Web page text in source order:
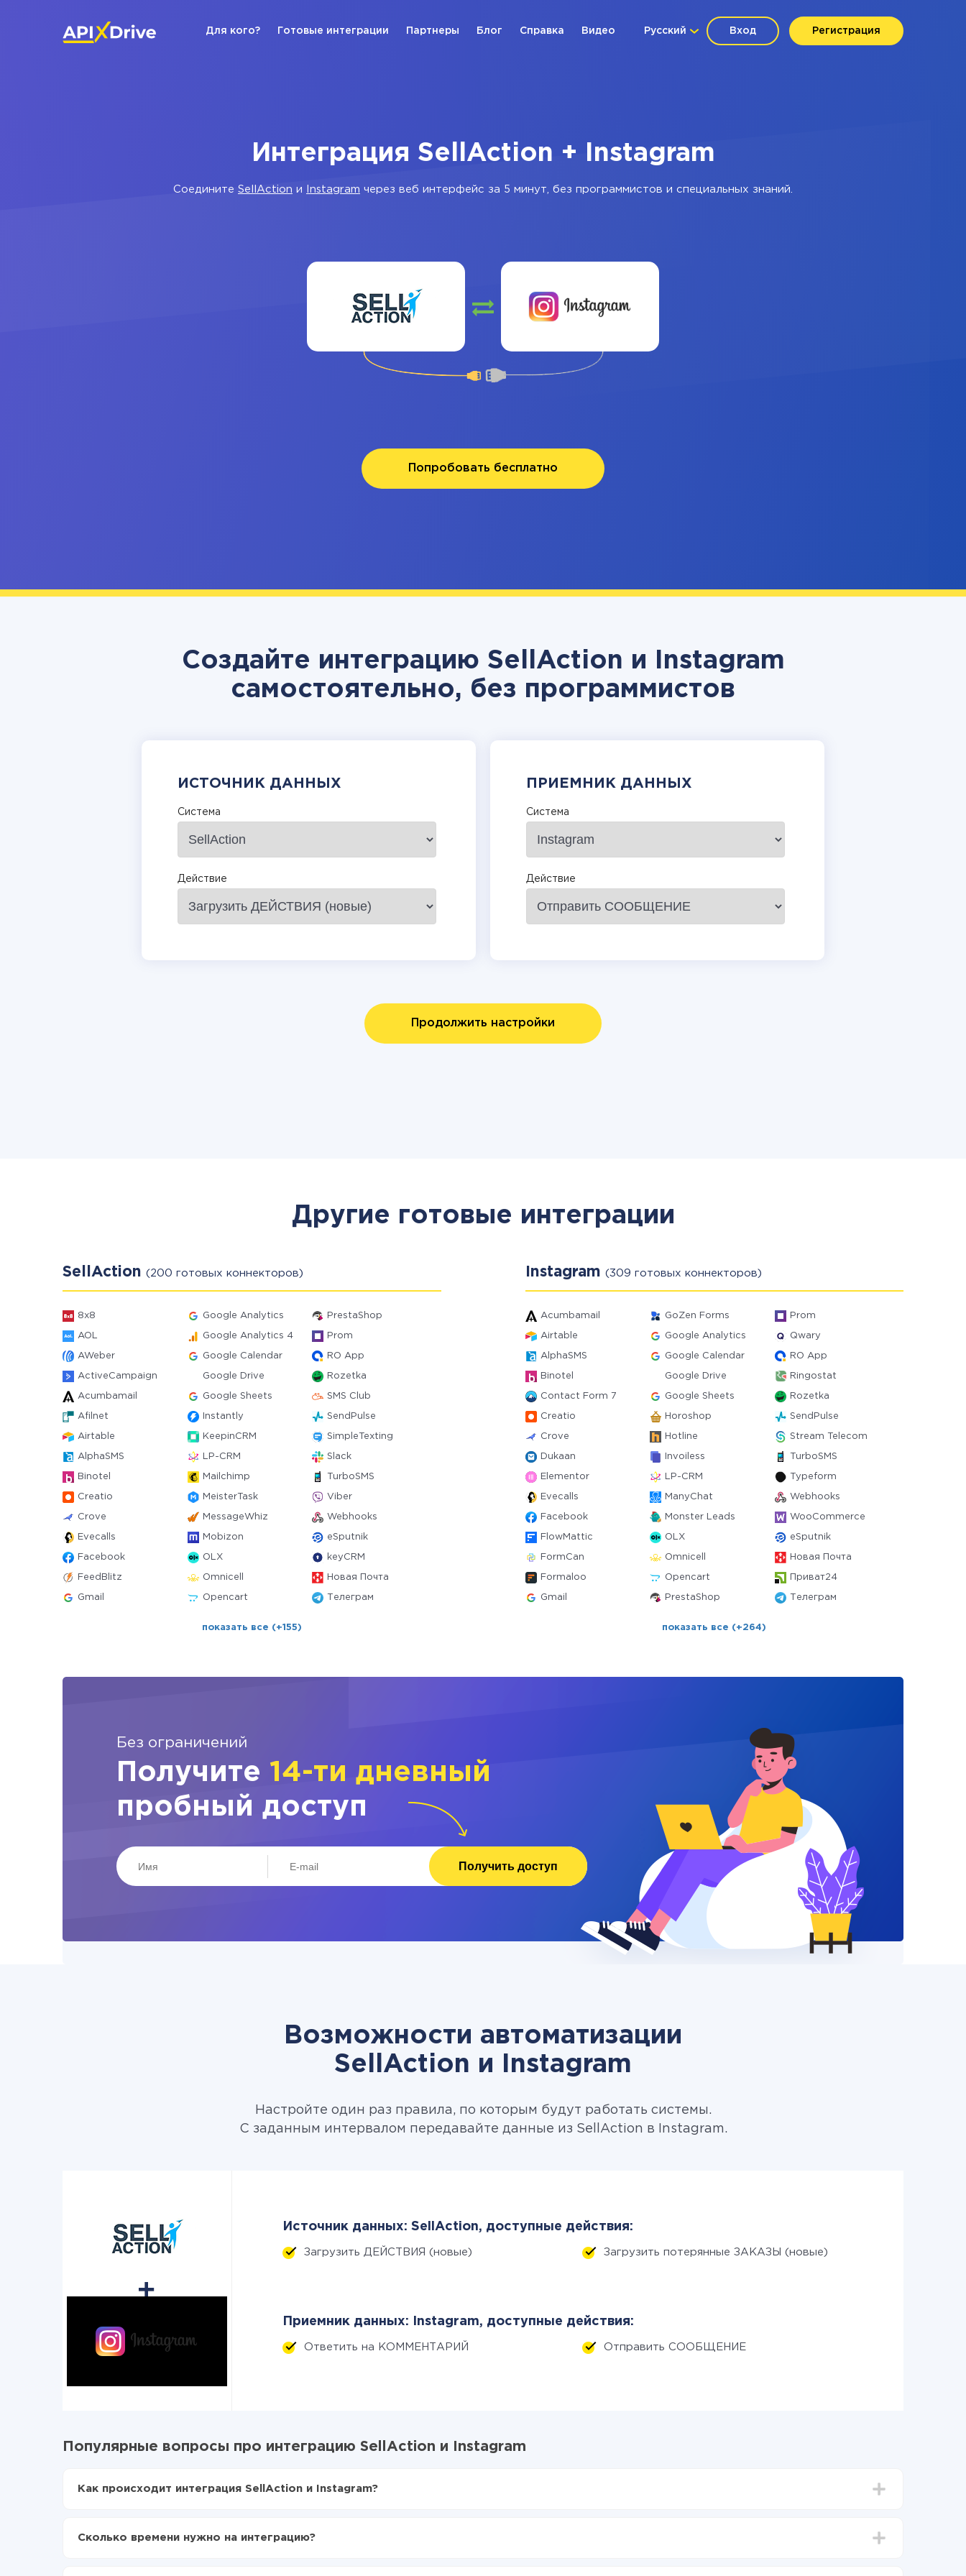
Вход Регистрация
Русский
Для кого? Готовые интеграции Партнеры Блог Справка Видео
Интеграция SellAction + Instagram
Соедините SellAction и Instagram через веб интерфейс за 5 минут, без программистов и специальных знаний.
Попробовать бесплатно
Создайте интеграцию SellAction и Instagram
самостоятельно, без программистов
ИСТОЧНИК ДАННЫХ
Система
Действие
ПРИЕМНИК ДАННЫХ
Система
Действие
Продолжить настройки
Другие готовые интеграции
SellAction (200 готовых коннекторов)
8x8 Google Analytics PrestaShop
AOL Google Analytics 4 Prom
AWeber Google Calendar RO App
ActiveCampaign Google Drive Rozetka
Acumbamail Google Sheets SMS Club
Afilnet Instantly SendPulse
Airtable KeepinCRM SimpleTexting
AlphaSMS LP-CRM Slack
Binotel Mailchimp TurboSMS
Creatio MeisterTask Viber
Crove MessageWhiz Webhooks
Evecalls Mobizon eSputnik
Facebook OLX keyCRM
FeedBlitz Omnicell Новая Почта
Gmail Opencart Телеграм
показать все (+155)
Instagram (309 готовых коннекторов)
Acumbamail GoZen Forms Prom
Airtable Google Analytics Qwary
AlphaSMS Google Calendar RO App
Binotel Google Drive Ringostat
Contact Form 7 Google Sheets Rozetka
Creatio Horoshop SendPulse
Crove Hotline Stream Telecom
Dukaan Invoiless TurboSMS
Elementor LP-CRM Typeform
Evecalls ManyChat Webhooks
Facebook Monster Leads WooCommerce
FlowMattic OLX eSputnik
FormCan Omnicell Новая Почта
Formaloo Opencart Приват24
Gmail PrestaShop Телеграм
показать все (+264)
Без ограничений
Получите 14-ти дневный
пробный доступ
Получить доступ
Возможности автоматизации
SellAction и Instagram
Настройте один раз правила, по которым будут работать системы.
С заданным интервалом передавайте данные из SellAction в Instagram.
Источник данных: SellAction, доступные действия:
Загрузить ДЕЙСТВИЯ (новые) Загрузить потерянные ЗАКАЗЫ (новые)
Приемник данных: Instagram, доступные действия:
Ответить на КОММЕНТАРИЙ Отправить СООБЩЕНИЕ
Популярные вопросы про интеграцию SellAction и Instagram
Как происходит интеграция SellAction и Instagram?
Включаете автообновление
Сколько времени нужно на интеграцию?